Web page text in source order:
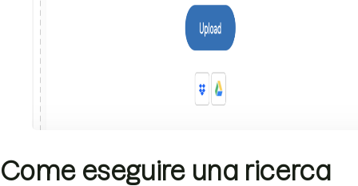
Come eseguire una ricerca